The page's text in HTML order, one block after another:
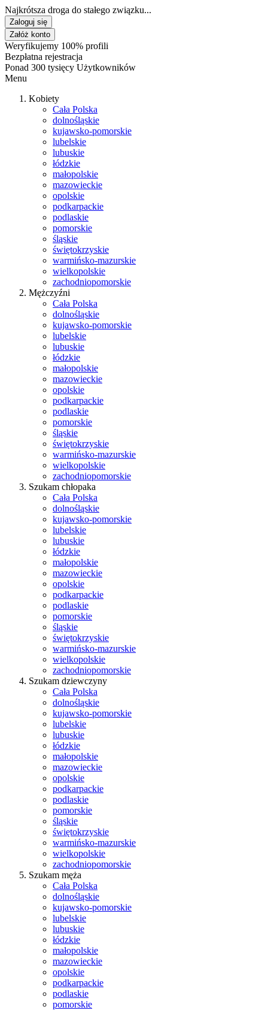
Najkrótsza droga do stałego związku...
Zaloguj się
Załóż konto
Weryfikujemy 100% profili
Bezpłatna rejestracja
Ponad 300 tysięcy Użytkowników
Menu
Kobiety
Cała Polska
dolnośląskie
kujawsko-pomorskie
lubelskie
lubuskie
łódzkie
małopolskie
mazowieckie
opolskie
podkarpackie
podlaskie
pomorskie
śląskie
świętokrzyskie
warmińsko-mazurskie
wielkopolskie
zachodniopomorskie
Mężczyźni
Cała Polska
dolnośląskie
kujawsko-pomorskie
lubelskie
lubuskie
łódzkie
małopolskie
mazowieckie
opolskie
podkarpackie
podlaskie
pomorskie
śląskie
świętokrzyskie
warmińsko-mazurskie
wielkopolskie
zachodniopomorskie
Szukam chłopaka
Cała Polska
dolnośląskie
kujawsko-pomorskie
lubelskie
lubuskie
łódzkie
małopolskie
mazowieckie
opolskie
podkarpackie
podlaskie
pomorskie
śląskie
świętokrzyskie
warmińsko-mazurskie
wielkopolskie
zachodniopomorskie
Szukam dziewczyny
Cała Polska
dolnośląskie
kujawsko-pomorskie
lubelskie
lubuskie
łódzkie
małopolskie
mazowieckie
opolskie
podkarpackie
podlaskie
pomorskie
śląskie
świętokrzyskie
warmińsko-mazurskie
wielkopolskie
zachodniopomorskie
Szukam męża
Cała Polska
dolnośląskie
kujawsko-pomorskie
lubelskie
lubuskie
łódzkie
małopolskie
mazowieckie
opolskie
podkarpackie
podlaskie
pomorskie